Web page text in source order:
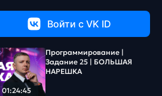
Войти c VK ID
01:24:45
Программирование |
Задание 25 | БОЛЬШАЯ
НАРЕШКА